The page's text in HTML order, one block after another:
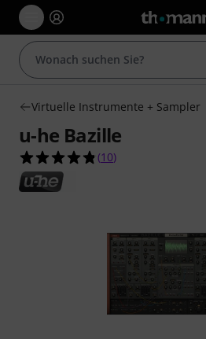
Virtuelle Instrumente + Sampler
u-he Bazille
4.8 von 5 Sternen
(10)